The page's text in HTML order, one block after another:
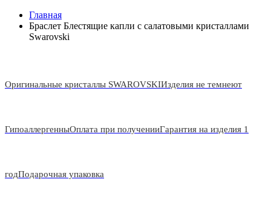
Главная
Браслет Блестящие капли с салатовыми кристаллами
Swarovski
Оригинальные кристаллы SWAROVSKIИзделия не темнеют
ГипоаллергенныОплата при полученииГарантия на изделия 1
годПодарочная упаковка